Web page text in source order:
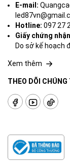
E-mail:
Hotline: 097 27
Giấy chứng
Do sở kế hoạch
Xem thêm
THEO DÕI CHÚNG